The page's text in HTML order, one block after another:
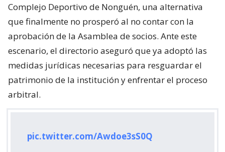
Complejo Deportivo de Nonguén, una alternativa
que finalmente no prosperó al no contar con la
aprobación de la Asamblea de socios. Ante este
escenario, el directorio aseguró que ya adoptó las
medidas jurídicas necesarias para resguardar el
patrimonio de la institución y enfrentar el proceso
arbitral.
pic.twitter.com/Awdoe3sS0Q